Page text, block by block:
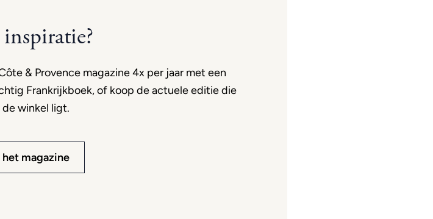
& Provence magazine 4x per jaar met een
Frankrijkboek, of koop de actuele editie die
de winkel ligt.
het magazine